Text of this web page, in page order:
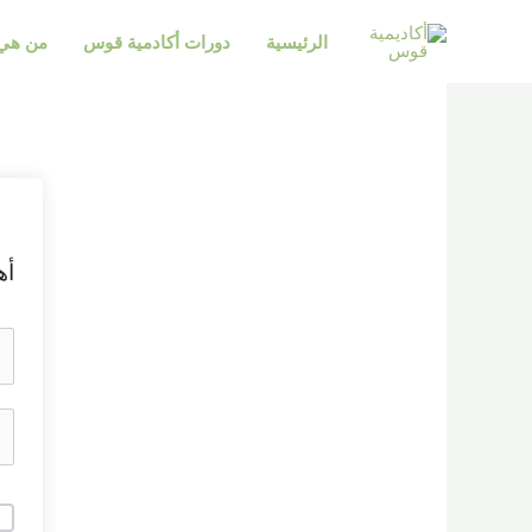
الرئيسية دورات أكادمية قوس من